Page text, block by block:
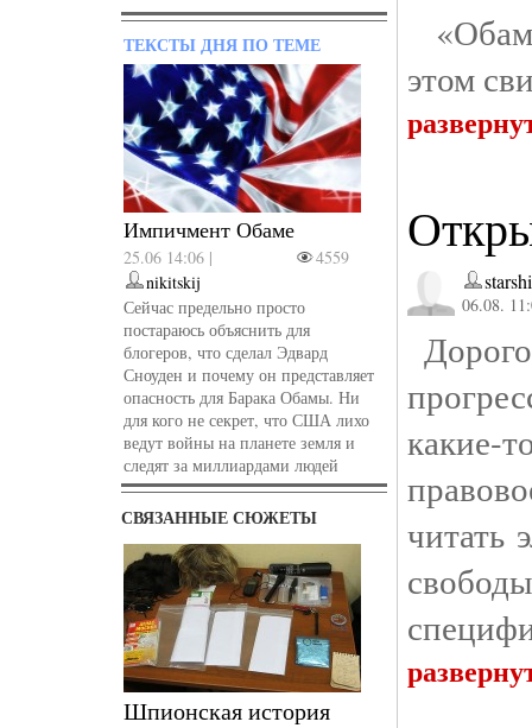
ТЕКСТЫ ДНЯ ПО ТЕМЕ
Импичмент Обаме
25.06 14:06 |
4559
nikitskij
Сейчас предельно просто
постараюсь объяснить для
блогеров, что сделал Эдвард
Сноуден и почему он представляет
опасность для Барака Обамы. Ни
для кого не секрет, что США лихо
ведут войны на планете земля и
следят за миллиардами людей
СВЯЗАННЫЕ СЮЖЕТЫ
Шпионская история
этом
06.08.
какие-
читать